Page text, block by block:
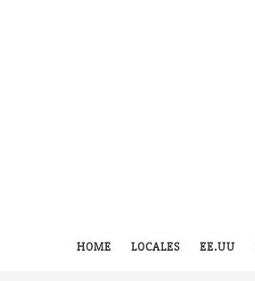
HOME LOCALES EE.UU